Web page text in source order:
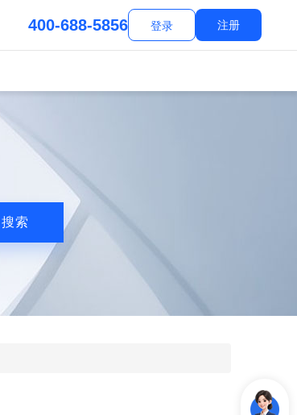
400-688-5856 登录 注册
搜索